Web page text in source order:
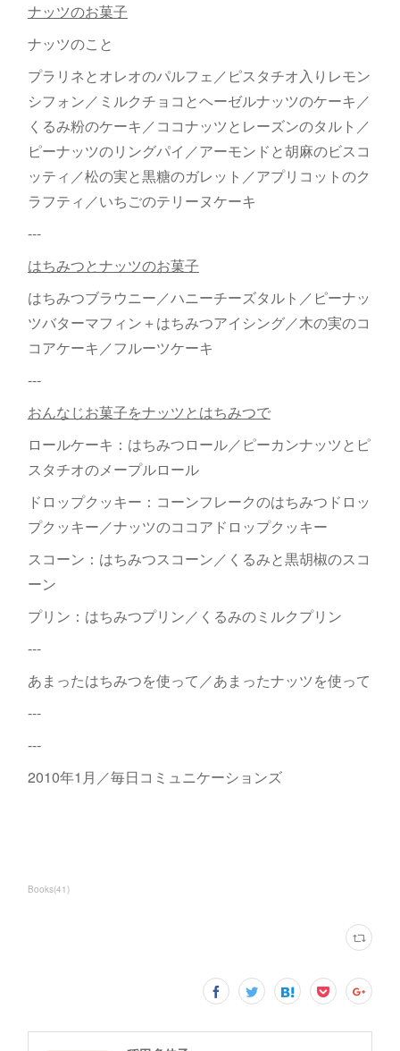
ナッツのお菓子
ナッツのこと
プラリネとオレオのパルフェ／ピスタチオ入りレモン
シフォン／ミルクチョコとヘーゼルナッツのケーキ／
くるみ粉のケーキ／ココナッツとレーズンのタルト／
ピーナッツのリングパイ／アーモンドと胡麻のビスコ
ッティ／松の実と黒糖のガレット／アプリコットのク
ラフティ／いちごのテリーヌケーキ
---
はちみつとナッツのお菓子
はちみつブラウニー／ハニーチーズタルト／ピーナッ
ツバターマフィン＋はちみつアイシング／木の実のコ
コアケーキ／フルーツケーキ
---
おんなじお菓子をナッツとはちみつで
ロールケーキ：はちみつロール／ピーカンナッツとピ
スタチオのメープルロール
ドロップクッキー：コーンフレークのはちみつドロッ
プクッキー／ナッツのココアドロップクッキー
スコーン：はちみつスコーン／くるみと黒胡椒のスコ
ーン
プリン：はちみつプリン／くるみのミルクプリン
---
あまったはちみつを使って／あまったナッツを使って
---
---
2010年1月／毎日コミュニケーションズ
Books(41)